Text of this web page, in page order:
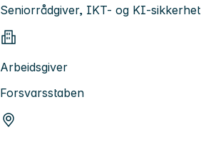
Seniorrådgiver, IKT- og KI-sikkerhet
Arbeidsgiver
Forsvarsstaben